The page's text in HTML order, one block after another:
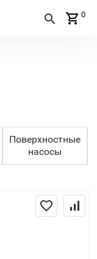
0
Поверхностные
насосы